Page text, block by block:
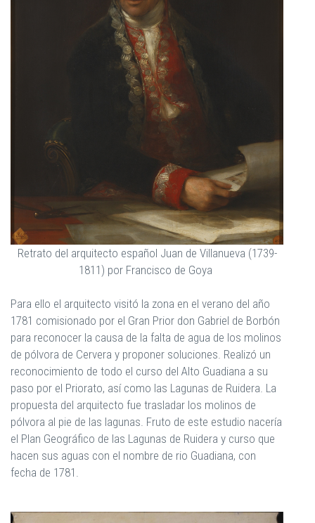
Retrato del arquitecto español Juan de Villanueva (1739-
1811) por Francisco de Goya
Para ello el arquitecto visitó la zona en el verano del año
1781 comisionado por el Gran Prior don Gabriel de Borbón
para reconocer la causa de la falta de agua de los molinos
de pólvora de Cervera y proponer soluciones. Realizó un
reconocimiento de todo el curso del Alto Guadiana a su
paso por el Priorato, así como las Lagunas de Ruidera. La
propuesta del arquitecto fue trasladar los molinos de
pólvora al pie de las lagunas. Fruto de este estudio nacería
el Plan Geográfico de las Lagunas de Ruidera y curso que
hacen sus aguas con el nombre de rio Guadiana, con
fecha de 1781.